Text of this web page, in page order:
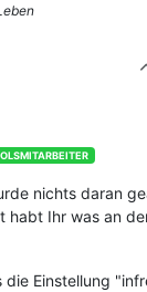
nichts daran
habt Ihr was an
die Einstellung